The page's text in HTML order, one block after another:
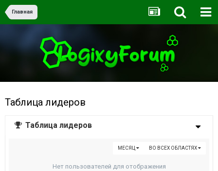
Главная
Таблица лидеров
Таблица лидеров
ВО ВСЕХ ОБЛАСТЯХ
МЕСЯЦ
Нет пользователей для отображения